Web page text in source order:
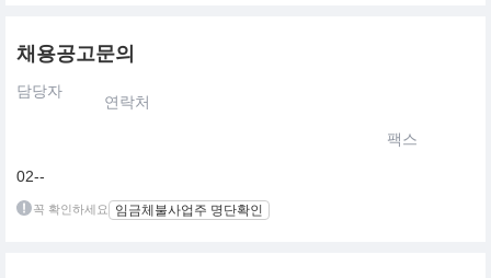
채용공고문의
담당자
연락처
팩스
02--
꼭 확인하세요 임금체불사업주 명단확인